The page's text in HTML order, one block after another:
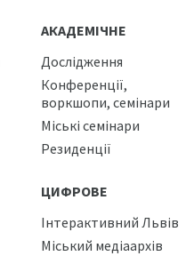
АКАДЕМІЧНЕ
Дослідження
Конференції,
воркшопи, семінари
Міські семінари
Резиденції
ЦИФРОВЕ
Інтерактивний Львів
Міський медіаархів